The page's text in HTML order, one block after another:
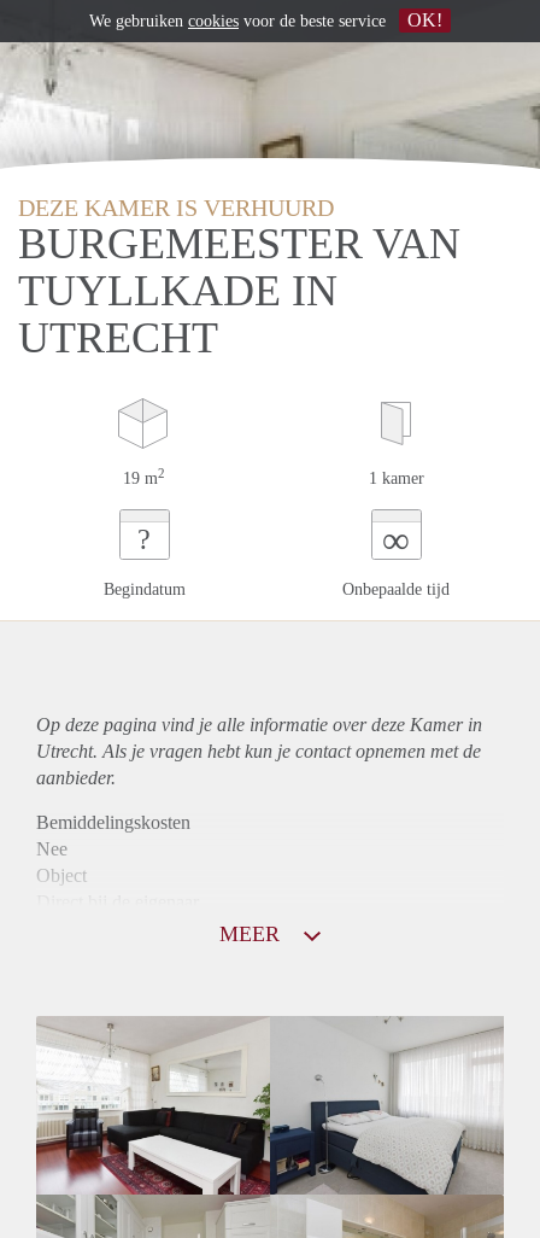
DEZE KAMER IS VERHUURD
BURGEMEESTER VAN
TUYLLKADE IN
UTRECHT
19 m2 1 kamer
?
Begindatum
∞
Onbepaalde tijd
Op deze pagina vind je alle informatie over deze Kamer in
Utrecht. Als je vragen hebt kun je contact opnemen met de
aanbieder.
Bemiddelingskosten
Nee
Object
Huurtoeslag
Niet mogelijk
Inkomen eis
N.V.T.
Huurtermijn
Onbepaalde termijn
Oplevering
Gestoffeerd
MEER
We gebruiken cookies voor de beste service OK!